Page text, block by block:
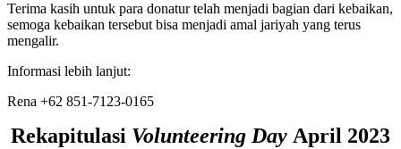
Terima kasih untuk para donatur telah menjadi bagian dari kebaikan,
semoga kebaikan tersebut bisa menjadi amal jariyah yang terus
mengalir.
Informasi lebih lanjut:
Rena +62 851-7123-0165
Rekapitulasi Volunteering Day April 2023